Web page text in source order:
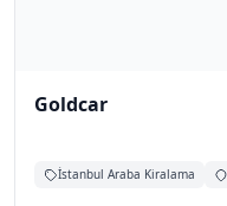
Goldcar
İstanbul Araba Kiralama